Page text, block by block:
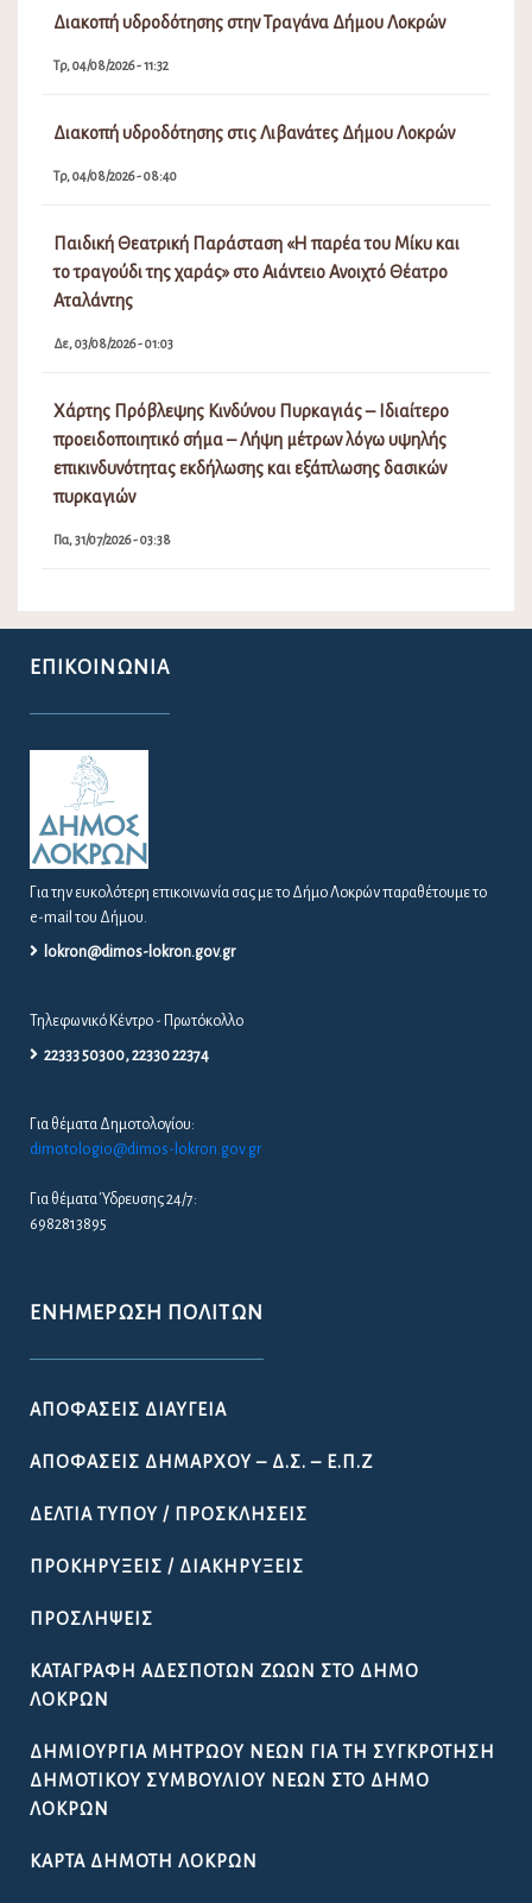
Διακοπή υδροδότησης στην Τραγάνα Δήμου Λοκρών
Τρ, 04/08/2026 - 11:32
Διακοπή υδροδότησης στις Λιβανάτες Δήμου Λοκρών
Τρ, 04/08/2026 - 08:40
Παιδική Θεατρική Παράσταση «Η παρέα του Μίκυ και
το τραγούδι της χαράς» στο Αιάντειο Ανοιχτό Θέατρο
Αταλάντης
Δε, 03/08/2026 - 01:03
Χάρτης Πρόβλεψης Κινδύνου Πυρκαγιάς – Ιδιαίτερο
προειδοποιητικό σήμα – Λήψη μέτρων λόγω υψηλής
επικινδυνότητας εκδήλωσης και εξάπλωσης δασικών
πυρκαγιών
Πα, 31/07/2026 - 03:38
ΕΠΙΚΟΙΝΩΝΊΑ
Για την ευκολότερη επικοινωνία σας με το Δήμο Λοκρών παραθέτουμε το
e-mail του Δήμου.
lokron@dimos-lokron.gov.gr
Τηλεφωνικό Κέντρο - Πρωτόκολλο
22333 50300, 22330 22374
Για θέματα Δημοτολογίου:
dimotologio@dimos-lokron.gov.gr
Για θέματα Ύδρευσης 24/7:
6982813895
ΕΝΗΜΈΡΩΣΗ ΠΟΛΙΤΏΝ
ΑΠΟΦΆΣΕΙΣ ΔΙΑΎΓΕΙΑ
ΑΠΟΦΆΣΕΙΣ ΔΗΜΆΡΧΟΥ – Δ.Σ. – Ε.Π.Ζ
ΔΕΛΤΊΑ ΤΎΠΟΥ / ΠΡΟΣΚΛΉΣΕΙΣ
ΠΡΟΚΗΡΎΞΕΙΣ / ΔΙΑΚΗΡΎΞΕΙΣ
ΠΡΟΣΛΉΨΕΙΣ
ΚΑΤΑΓΡΑΦΉ ΑΔΈΣΠΟΤΩΝ ΖΏΩΝ ΣΤΟ ΔΉΜΟ
ΛΟΚΡΏΝ
ΔΗΜΙΟΥΡΓΊΑ ΜΗΤΡΏΟΥ ΝΈΩΝ ΓΙΑ ΤΗ ΣΥΓΚΡΌΤΗΣΗ
ΔΗΜΟΤΙΚΟΎ ΣΥΜΒΟΥΛΊΟΥ ΝΈΩΝ ΣΤΟ ΔΉΜΟ
ΛΟΚΡΏΝ
ΚΆΡΤΑ ΔΗΜΌΤΗ ΛΟΚΡΏΝ